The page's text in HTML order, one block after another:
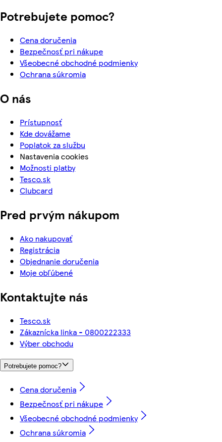
Potrebujete pomoc?
Cena doručenia
Bezpečnosť pri nákupe
Všeobecné obchodné podmienky
Ochrana súkromia
O nás
Prístupnosť
Kde dovážame
Poplatok za službu
Nastavenia cookies
Možnosti platby
Tesco.sk
Clubcard
Pred prvým nákupom
Ako nakupovať
Registrácia
Objednanie doručenia
Moje obľúbené
Kontaktujte nás
Tesco.sk
Zákaznícka linka - 0800222333
Výber obchodu
Potrebujete pomoc?
Cena doručenia
Bezpečnosť pri nákupe
Všeobecné obchodné podmienky
Ochrana súkromia